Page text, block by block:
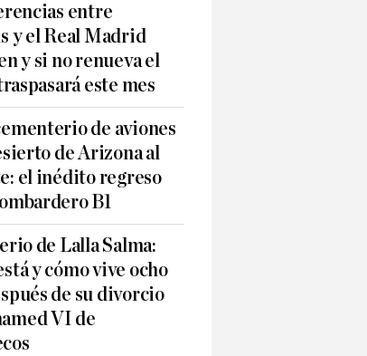
entre
y el Real Madrid
y si no renueva el
este mes
de aviones
de Arizona al
el inédito regreso
B1
de Lalla Salma:
y cómo vive ocho
de su divorcio
VI de